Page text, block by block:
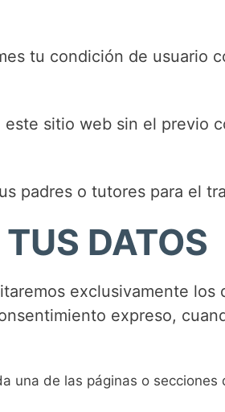
tu condición de usuario
sitio web sin el previo
padres o tutores para el
DATOS
exclusivamente los
expreso,
una de las páginas o